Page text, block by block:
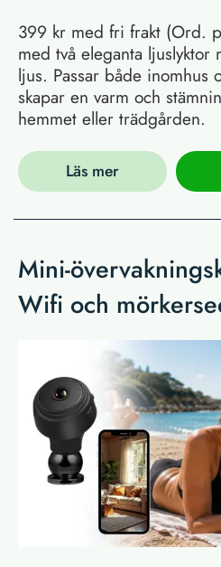
399 kr med fri frakt (Ord.
med två eleganta ljuslyktor
ljus. Passar både inomhus
skapar en varm och
hemmet eller trädgården.
Läs mer
Mini-
Wifi och